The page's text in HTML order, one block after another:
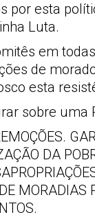
esta
Luta.
em
de
esta
sobre
DA